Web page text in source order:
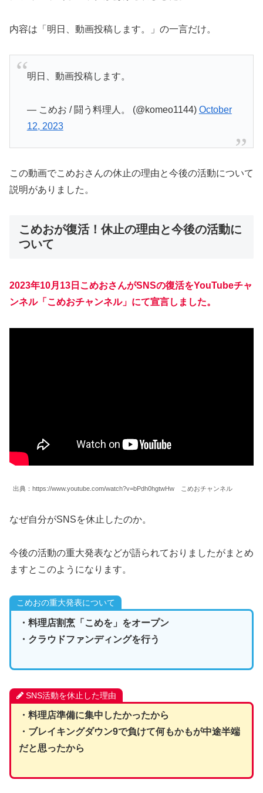
内容は「明日、動画投稿します。」の一言だけ。
明日、動画投稿します。
— こめお / 闘う料理人。 (@komeo1144) October
12, 2023
この動画でこめおさんの休止の理由と今後の活動について
説明がありました。
こめおが復活！休止の理由と今後の活動に
ついて
2023年10月13日こめおさんがSNSの復活をYouTubeチャ
ンネル「こめおチャンネル」にて宣言しました。
出典：https://www.youtube.com/watch?v=bPdh0hgtwHw こめおチャンネル
なぜ自分がSNSを休止したのか。
今後の活動の重大発表などが語られておりましたがまとめ
ますとこのようになります。
こめおの重大発表について
・料理店割烹「こめを」をオープン
・クラウドファンディングを行う
SNS活動を休止した理由
・料理店準備に集中したかったから
・ブレイキングダウン9で負けて何もかもが中途半端
だと思ったから